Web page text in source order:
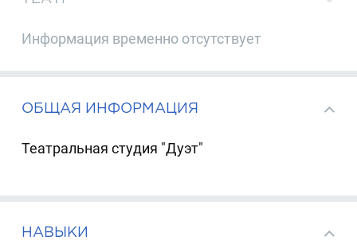
Информация временно отсутствует
ОБЩАЯ ИНФОРМАЦИЯ
Театральная студия "Дуэт"
НАВЫКИ